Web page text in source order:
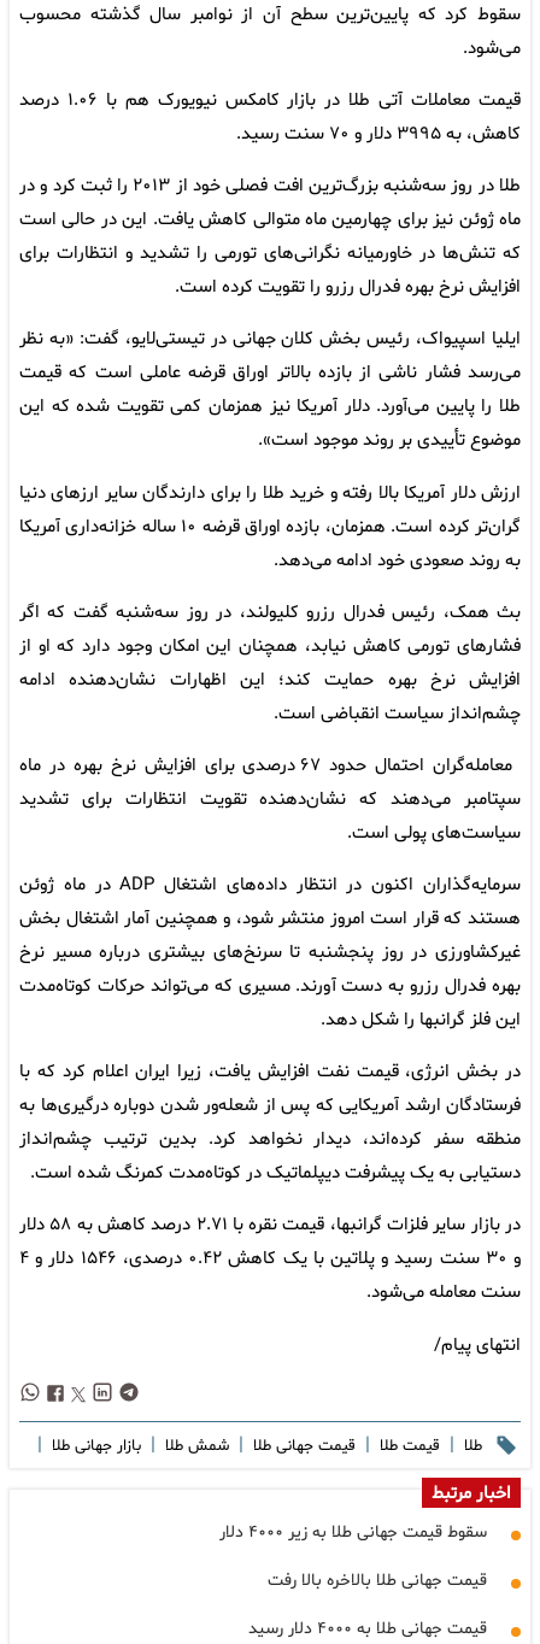
سقوط کرد که پایین‌ترین سطح آن از نوامبر سال گذشته محسوب
می‌شود.
قیمت معاملات آتی طلا در بازار کامکس نیویورک هم با ۱.۰۶ درصد
کاهش، به ۳۹۹۵ دلار و ۷۰ سنت رسید.
طلا در روز سه‌شنبه بزرگ‌ترین افت فصلی خود از ۲۰۱۳ را ثبت کرد و در
ماه ژوئن نیز برای چهارمین ماه متوالی کاهش یافت. این در حالی است
که تنش‌ها در خاورمیانه نگرانی‌های تورمی را تشدید و انتظارات برای
افزایش نرخ بهره فدرال رزرو را تقویت کرده است.
ایلیا اسپیواک، رئیس بخش کلان جهانی در تیستی‌لایو، گفت: «به نظر
می‌رسد فشار ناشی از بازده بالاتر اوراق قرضه عاملی است که قیمت
طلا را پایین می‌آورد. دلار آمریکا نیز همزمان کمی تقویت شده که این
موضوع تأییدی بر روند موجود است».
ارزش دلار آمریکا بالا رفته و خرید طلا را برای دارندگان سایر ارزهای دنیا
گران‌تر کرده است. همزمان، بازده اوراق قرضه ۱۰ ساله خزانه‌داری آمریکا
به روند صعودی خود ادامه می‌دهد.
بث همک، رئیس فدرال رزرو کلیولند، در روز سه‌شنبه گفت که اگر
فشارهای تورمی کاهش نیابد، همچنان این امکان وجود دارد که او از
افزایش نرخ بهره حمایت کند؛ این اظهارات نشان‌دهنده ادامه
چشم‌انداز سیاست انقباضی است.
معامله‌گران احتمال حدود ۶۷ درصدی برای افزایش نرخ بهره در ماه
سپتامبر می‌دهند که نشان‌دهنده تقویت انتظارات برای تشدید
سیاست‌های پولی است.
سرمایه‌گذاران اکنون در انتظار داده‌های اشتغال ADP در ماه ژوئن
هستند که قرار است امروز منتشر شود، و همچنین آمار اشتغال بخش
غیرکشاورزی در روز پنجشنبه تا سرنخ‌های بیشتری درباره مسیر نرخ
بهره فدرال رزرو به دست آورند. مسیری که می‌تواند حرکات کوتاه‌مدت
این فلز گرانبها را شکل دهد.
در بخش انرژی، قیمت نفت افزایش یافت، زیرا ایران اعلام کرد که با
فرستادگان ارشد آمریکایی که پس از شعله‌ور شدن دوباره درگیری‌ها به
منطقه سفر کرده‌اند، دیدار نخواهد کرد. بدین ترتیب چشم‌انداز
دستیابی به یک پیشرفت دیپلماتیک در کوتاه‌مدت کمرنگ شده است.
در بازار سایر فلزات گرانبها، قیمت نقره با ۲.۷۱ درصد کاهش به ۵۸ دلار
و ۳۰ سنت رسید و پلاتین با یک کاهش ۰.۴۲ درصدی، ۱۵۴۶ دلار و ۴
سنت معامله می‌شود.
انتهای پیام/
طلا | قیمت طلا | قیمت جهانی طلا | شمش طلا | بازار جهانی طلا |
اخبار مرتبط
سقوط قیمت جهانی طلا به زیر ۴۰۰۰ دلار
قیمت جهانی طلا بالاخره بالا رفت
قیمت جهانی طلا به ۴۰۰۰ دلار رسید